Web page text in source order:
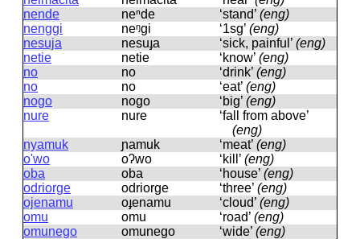
nende
neⁿde ‘stand’ (eng)
nenggi
neᵑɡi ‘1sg’ (eng)
nesuja
nesuɟa ‘sick, painful’ (eng)
netie
netie ‘know’ (eng)
no
no ‘drink’ (eng)
no
no ‘eat’ (eng)
nogo
noɡo ‘big’ (eng)
nure
nure
‘fall from above’
(eng)
nyamuk
ɲamuk ‘meat’ (eng)
o'wo
oʔwo ‘kill’ (eng)
oba
oba ‘house’ (eng)
odriorge
odriorɡe ‘three’ (eng)
ojenamu
oɟenamu ‘cloud’ (eng)
omu
omu ‘road’ (eng)
omunego
omuneɡo ‘wide’ (eng)